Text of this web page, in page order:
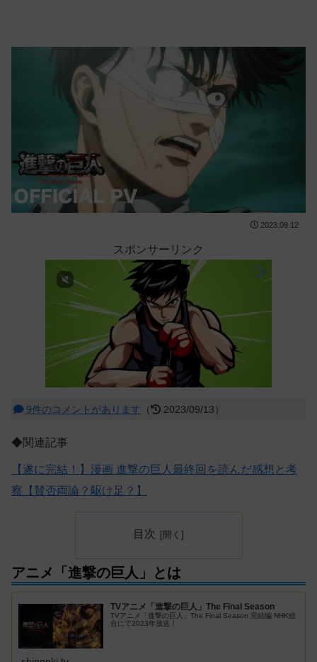
2023.09.12
スポンサーリンク
9件のコメントがあります （ 2023/09/13）
◆関連記事
【遂に完結！】漫画 進撃の巨人最終回を読んだ感想と考
察【賛否両論？駆け足？】
目次
アニメ「進撃の巨人」とは
TVアニメ「進撃の巨人」The Final Season
TVアニメ「進撃の巨人」The Final Season 完結編 NHK総
合にて2023年放送！